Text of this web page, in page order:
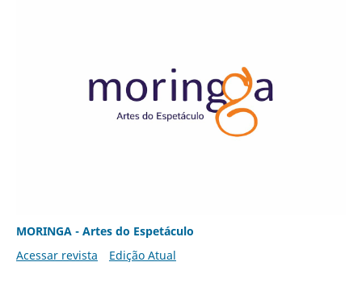
MORINGA - Artes do Espetáculo
Acessar revista
Edição Atual